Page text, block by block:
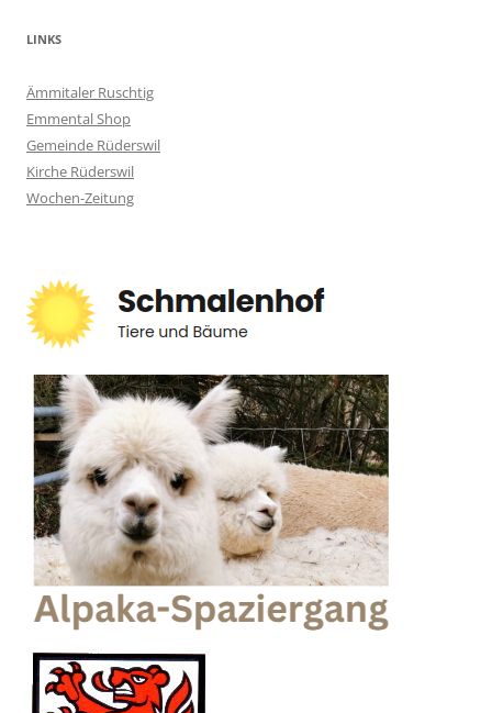
LINKS
Ämmitaler Ruschtig
Emmental Shop
Gemeinde Rüderswil
Kirche Rüderswil
Wochen-Zeitung